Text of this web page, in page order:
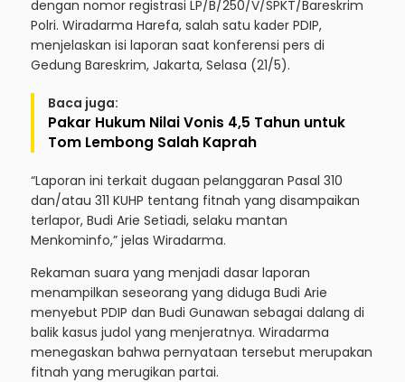
dengan nomor registrasi LP/B/250/V/SPKT/Bareskrim
Polri. Wiradarma Harefa, salah satu kader PDIP,
menjelaskan isi laporan saat konferensi pers di
Gedung Bareskrim, Jakarta, Selasa (21/5).
Baca juga:
Pakar Hukum Nilai Vonis 4,5 Tahun untuk
Tom Lembong Salah Kaprah
“Laporan ini terkait dugaan pelanggaran Pasal 310
dan/atau 311 KUHP tentang fitnah yang disampaikan
terlapor, Budi Arie Setiadi, selaku mantan
Menkominfo,” jelas Wiradarma.
Rekaman suara yang menjadi dasar laporan
menampilkan seseorang yang diduga Budi Arie
menyebut PDIP dan Budi Gunawan sebagai dalang di
balik kasus judol yang menjeratnya. Wiradarma
menegaskan bahwa pernyataan tersebut merupakan
fitnah yang merugikan partai.